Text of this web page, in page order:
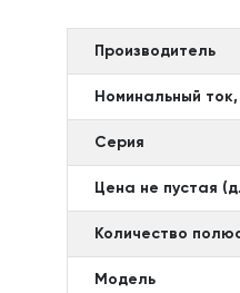
Производитель
Номинальный
Серия
Цена не пустая
Количество
Модель